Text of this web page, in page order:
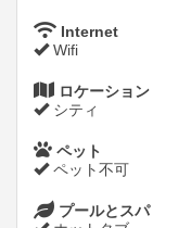
Internet
Wifi
ロケーション
シティ
ペット
ペット不可
プールとスパ